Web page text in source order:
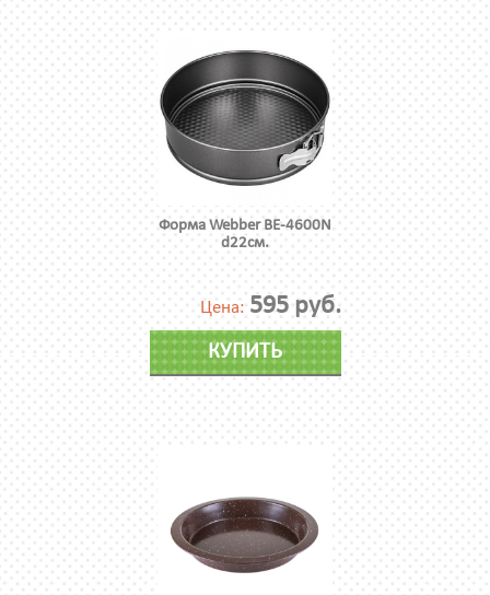
Форма Webber BE-4600N
d22см.
Цена: 595 руб.
КУПИТЬ